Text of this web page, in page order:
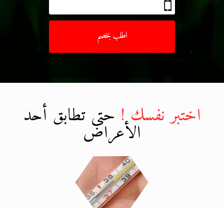
اطلب بخصم
اختبر نفسك ! حتى تطابق أحد
الأعراض